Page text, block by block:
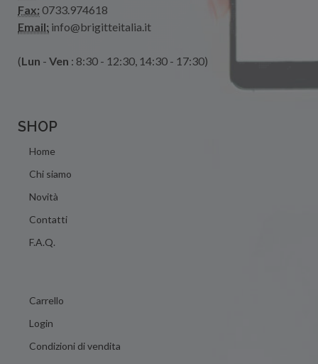
Fax: 0733.974618
Email: info@brigitteitalia.it
(Lun - Ven : 8:30 - 12:30, 14:30 - 17:30)
SHOP
Home
Chi siamo
Novità
Contatti
F.A.Q.
Carrello
Login
Condizioni di vendita